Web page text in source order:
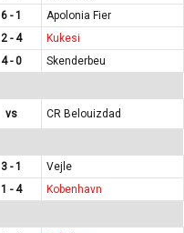
6 - 1
Apolonia Fier
2 - 4
Kukesi
4 - 0
Skenderbeu
vs CR Belouizdad
3 - 1
Vejle
1 - 4
Kobenhavn